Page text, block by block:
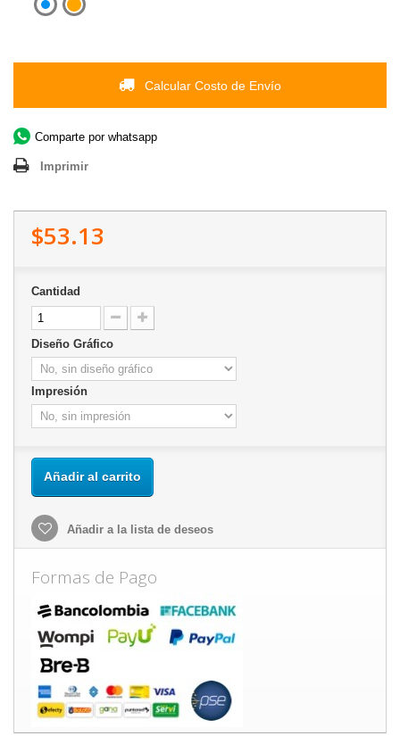
Calcular Costo de Envío
Comparte por whatsapp
Imprimir
$53.13
Cantidad
Diseño Gráfico
Impresión
Añadir al carrito
Añadir a la lista de deseos
Formas de Pago